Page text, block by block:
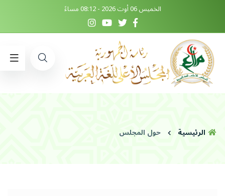
الخميس 06 أوت 2026 - 08:12 مساءً
الرئيسية حول المجلس